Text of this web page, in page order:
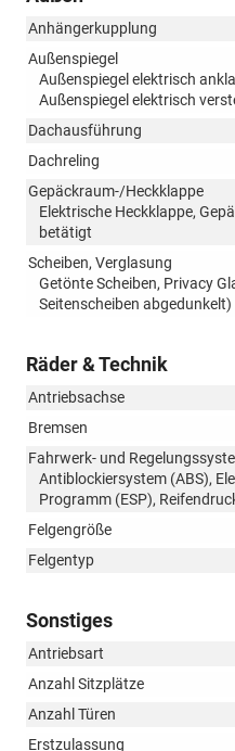
Anhängerkupplung
Außenspiegel
Außenspiegel elektrisch
Außenspiegel elektrisch
Dachausführung
Dachreling
Gepäckraum-/Heckklappe
Elektrische Heckklappe,
betätigt
Scheiben, Verglasung
Getönte Scheiben, Privacy
Seitenscheiben abgedunkelt)
Räder & Technik
Antriebsachse
Bremsen
Fahrwerk- und
Antiblockiersystem (ABS),
Programm (ESP),
Felgengröße
Felgentyp
Sonstiges
Antriebsart
Anzahl Sitzplätze
Anzahl Türen
Erstzulassung